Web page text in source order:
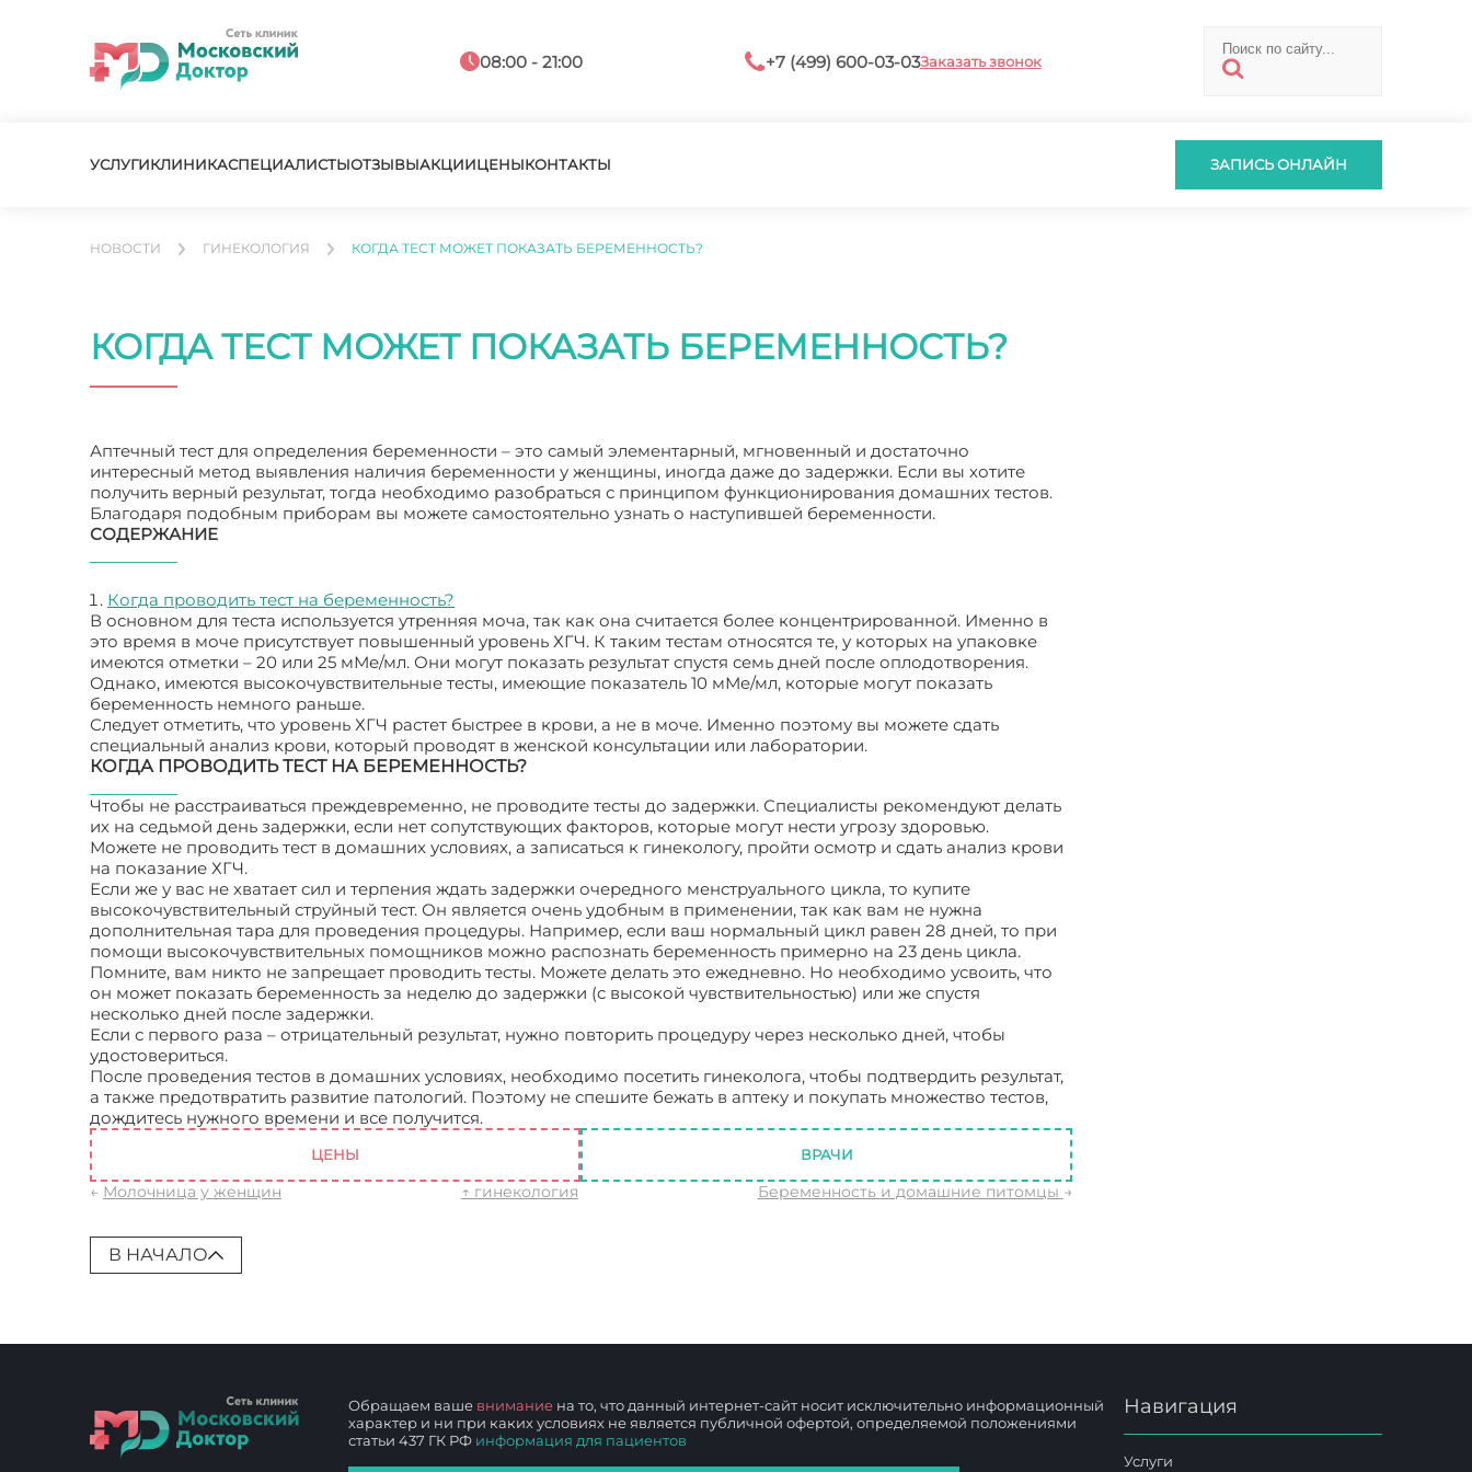
08:00 - 21:00 +7 (499) 600-03-03Заказать звонок
УСЛУГИКЛИНИКАСПЕЦИАЛИСТЫОТЗЫВЫАКЦИИЦЕНЫКОНТАКТЫ ЗАПИСЬ ОНЛАЙН
НОВОСТИ ГИНЕКОЛОГИЯ КОГДА ТЕСТ МОЖЕТ ПОКАЗАТЬ БЕРЕМЕННОСТЬ?
КОГДА ТЕСТ МОЖЕТ ПОКАЗАТЬ БЕРЕМЕННОСТЬ?
Аптечный тест для определения беременности – это самый элементарный, мгновенный и достаточно
интересный метод выявления наличия беременности у женщины, иногда даже до задержки. Если вы хотите
получить верный результат, тогда необходимо разобраться с принципом функционирования домашних тестов.
Благодаря подобным приборам вы можете самостоятельно узнать о наступившей беременности.
СОДЕРЖАНИЕ
Когда проводить тест на беременность?
В основном для теста используется утренняя моча, так как она считается более концентрированной. Именно в
это время в моче присутствует повышенный уровень ХГЧ. К таким тестам относятся те, у которых на упаковке
имеются отметки – 20 или 25 мМе/мл. Они могут показать результат спустя семь дней после оплодотворения.
Однако, имеются высокочувствительные тесты, имеющие показатель 10 мМе/мл, которые могут показать
беременность немного раньше.
Следует отметить, что уровень ХГЧ растет быстрее в крови, а не в моче. Именно поэтому вы можете сдать
специальный анализ крови, который проводят в женской консультации или лаборатории.
КОГДА ПРОВОДИТЬ ТЕСТ НА БЕРЕМЕННОСТЬ?
Чтобы не расстраиваться преждевременно, не проводите тесты до задержки. Специалисты рекомендуют делать
их на седьмой день задержки, если нет сопутствующих факторов, которые могут нести угрозу здоровью.
Можете не проводить тест в домашних условиях, а записаться к гинекологу, пройти осмотр и сдать анализ крови
на показание ХГЧ.
Если же у вас не хватает сил и терпения ждать задержки очередного менструального цикла, то купите
высокочувствительный струйный тест. Он является очень удобным в применении, так как вам не нужна
дополнительная тара для проведения процедуры. Например, если ваш нормальный цикл равен 28 дней, то при
помощи высокочувствительных помощников можно распознать беременность примерно на 23 день цикла.
Помните, вам никто не запрещает проводить тесты. Можете делать это ежедневно. Но необходимо усвоить, что
он может показать беременность за неделю до задержки (с высокой чувствительностью) или же спустя
несколько дней после задержки.
Если с первого раза – отрицательный результат, нужно повторить процедуру через несколько дней, чтобы
удостовериться.
После проведения тестов в домашних условиях, необходимо посетить гинеколога, чтобы подтвердить результат,
а также предотвратить развитие патологий. Поэтому не спешите бежать в аптеку и покупать множество тестов,
дождитесь нужного времени и все получится.
ЦЕНЫ ВРАЧИ
← Молочница у женщин ↑ гинекология Беременность и домашние питомцы →
В НАЧАЛО
Обращаем ваше внимание на то, что данный интернет-сайт носит исключительно информационный
характер и ни при каких условиях не является публичной офертой, определяемой положениями
статьи 437 ГК РФ информация для пациентов
Навигация
Услуги